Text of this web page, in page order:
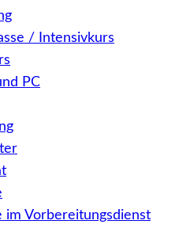
/ Intensivkurs
PC
im Vorbereitungsdienst